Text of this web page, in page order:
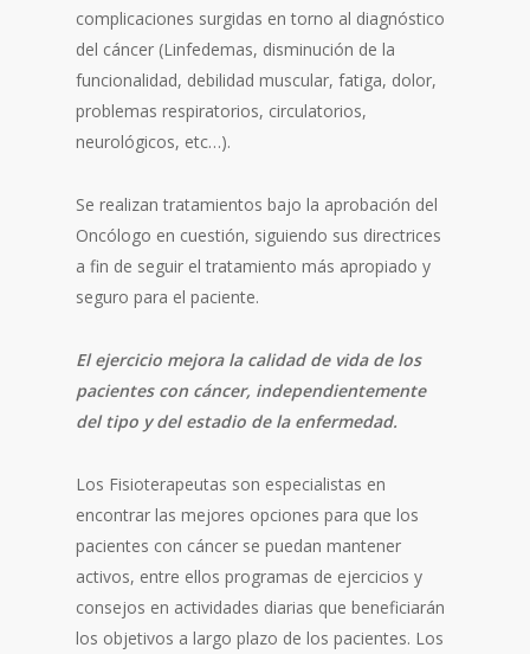
complicaciones surgidas en torno al diagnóstico
del cáncer (Linfedemas, disminución de la
funcionalidad, debilidad muscular, fatiga, dolor,
problemas respiratorios, circulatorios,
neurológicos, etc…).
Se realizan tratamientos bajo la aprobación del
Oncólogo en cuestión, siguiendo sus directrices
a fin de seguir el tratamiento más apropiado y
seguro para el paciente.
El ejercicio mejora la calidad de vida de los
pacientes con cáncer, independientemente
del tipo y del estadio de la enfermedad.
Los Fisioterapeutas son especialistas en
encontrar las mejores opciones para que los
pacientes con cáncer se puedan mantener
activos, entre ellos programas de ejercicios y
consejos en actividades diarias que beneficiarán
los objetivos a largo plazo de los pacientes. Los